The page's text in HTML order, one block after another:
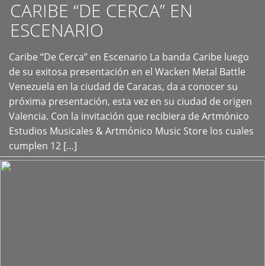
CARIBE “DE CERCA” EN
ESCENARIO
Caribe “De Cerca” en Escenario La banda Caribe luego
de su exitosa presentación en el Wacken Metal Battle
Venezuela en la ciudad de Caracas, da a conocer su
próxima presentación, esta vez en su ciudad de origen
Valencia. Con la invitación que recibiera de Artmónico
Estudios Musicales & Artmónico Music Store los cuales
cumplen 12 […]
+